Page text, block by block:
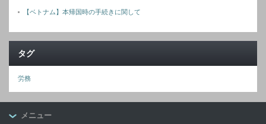
【ベトナム】本帰国時の手続きに関して
タグ
労務
メニュー